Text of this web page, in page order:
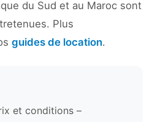
du Sud et au Maroc sont
Plus
guides de location.
et conditions –